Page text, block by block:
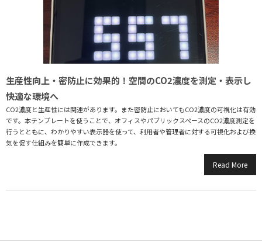
生産性向上・密防止に効果的！空間のCO2濃度を測定・表示し
快適な環境へ
CO2濃度と生産性には関連があります。また密防止においてもCO2濃度の可視化は有効
です。本テンプレートを使うことで、オフィスやパブリックスペースのCO2濃度測定を
行うとともに、わかりやすい表示器を使って、利用者や管理者に対する可視化および換
気を促す仕組みを簡単に作成できます。
Read More